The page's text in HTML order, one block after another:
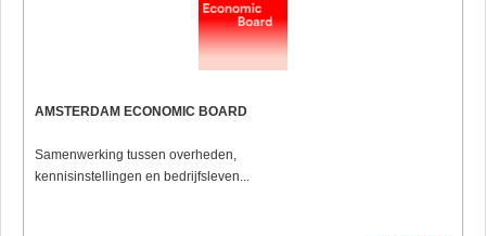
AMSTERDAM ECONOMIC BOARD
Samenwerking tussen overheden,
kennisinstellingen en bedrijfsleven...